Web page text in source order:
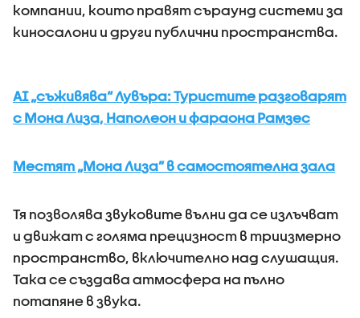
компании, които правят съраунд системи за
киносалони и други публични пространства.
AI „съживява“ Лувъра: Туристите разговарят
с Мона Лиза, Наполеон и фараона Рамзес
Местят „Мона Лиза” в самостоятелна зала
Тя позволява звуковите вълни да се излъчват
и движат с голяма прецизност в триизмерно
пространство, включително над слушащия.
Така се създава атмосфера на пълно
потапяне в звука.